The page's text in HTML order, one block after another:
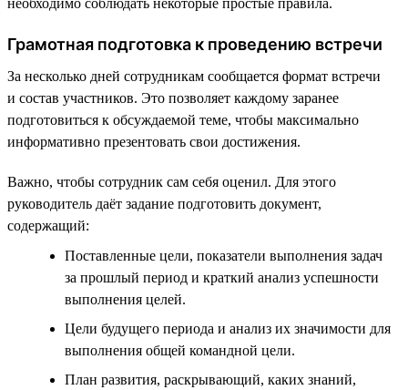
Грамотная подготовка к проведению встречи
За несколько дней сотрудникам сообщается формат встречи
и состав участников. Это позволяет каждому заранее
подготовиться к обсуждаемой теме, чтобы максимально
информативно презентовать свои достижения.
Важно, чтобы сотрудник сам себя оценил. Для этого
руководитель даёт задание подготовить документ,
содержащий:
Поставленные цели, показатели выполнения задач
за прошлый период и краткий анализ успешности
выполнения целей.
Цели будущего периода и анализ их значимости для
выполнения общей командной цели.
План развития, раскрывающий, каких знаний,